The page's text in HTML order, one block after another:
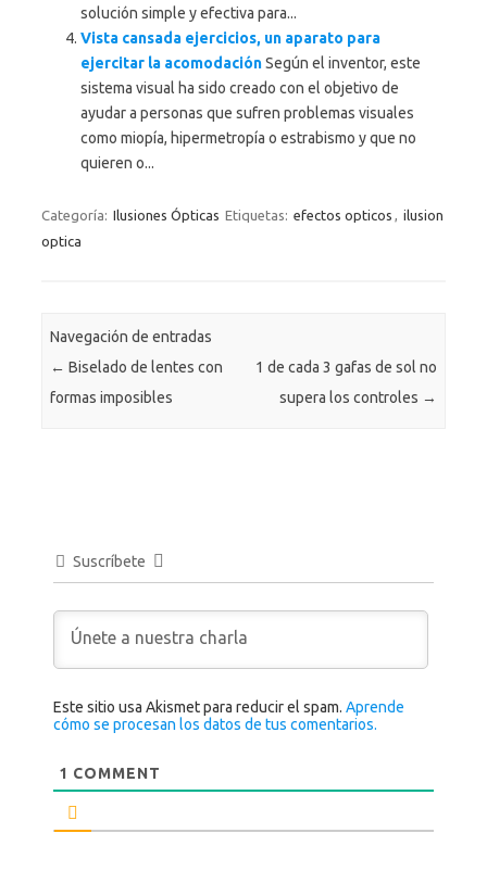
solución simple y efectiva para...
Vista cansada ejercicios, un aparato para
ejercitar la acomodaciónSegún el inventor, este
sistema visual ha sido creado con el objetivo de
ayudar a personas que sufren problemas visuales
como miopía, hipermetropía o estrabismo y que no
quieren o...
Categoría: Ilusiones Ópticas Etiquetas: efectos opticos
ilusion
optica
Navegación de entradas
← Biselado de lentes con
formas imposibles
1 de cada 3 gafas de sol no
supera los controles →
Suscríbete
Este sitio usa Akismet para reducir el spam.Aprende
cómo se procesan los datos de tus comentarios.
1 COMMENT